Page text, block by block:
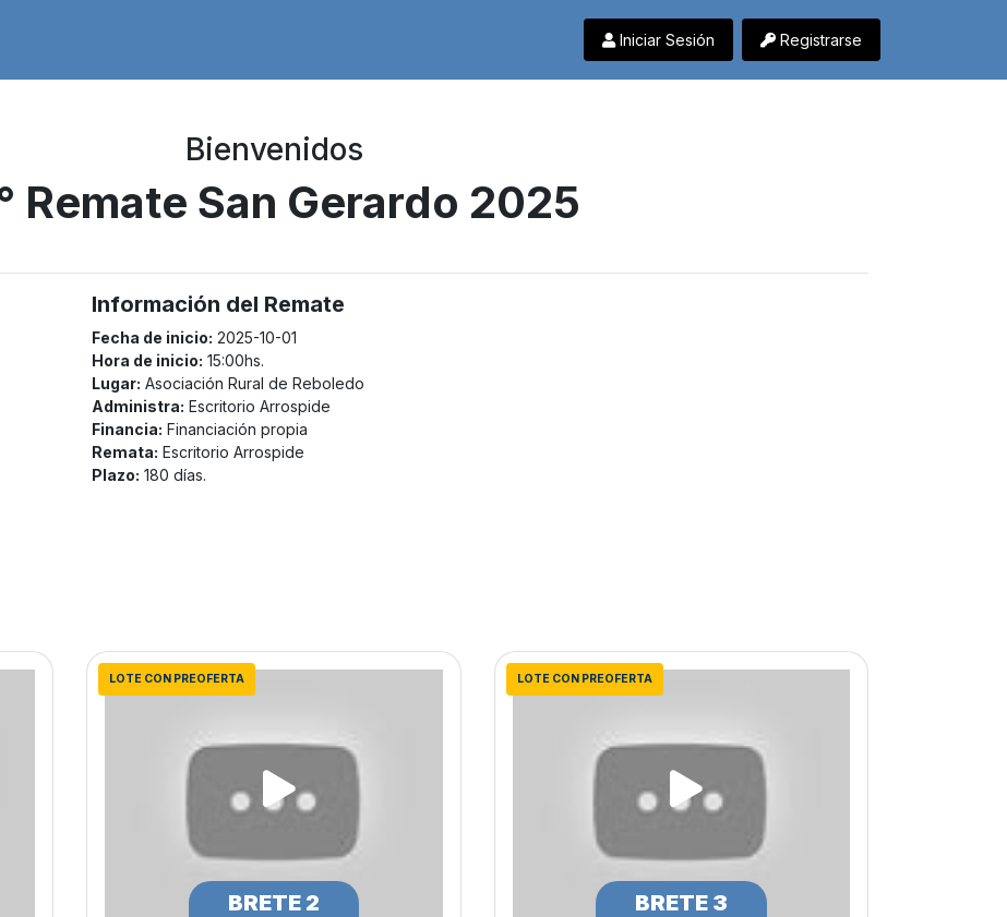
Iniciar Sesión Registrarse
Bienvenidos
Remate San Gerardo 2025
Información del Remate
Fecha de inicio: 2025-10-01
Hora de inicio: 15:00hs.
Lugar: Asociación Rural de Reboledo
Administra: Escritorio Arrospide
Financia: Financiación propia
Remata: Escritorio Arrospide
Plazo: 180 días.
LOTE CON PREOFERTA
BRETE 2
LOTE CON PREOFERTA
BRETE 3